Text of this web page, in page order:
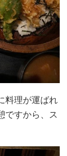
料理が運ばれ
ですから、ス